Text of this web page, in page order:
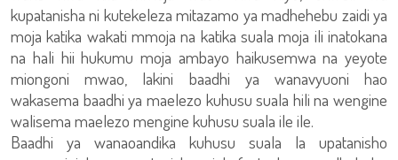
kupatanisha ni kutekeleza mitazamo ya madhehebu zaidi ya
moja katika wakati mmoja na katika suala moja ili inatokana
na hali hii hukumu moja ambayo haikusemwa na yeyote
miongoni mwao, lakini baadhi ya wanavyuoni hao
wakasema baadhi ya maelezo kuhusu suala hili na wengine
walisema maelezo mengine kuhusu suala ile ile.
Baadhi ya wanaoandika kuhusu suala la upatanisho